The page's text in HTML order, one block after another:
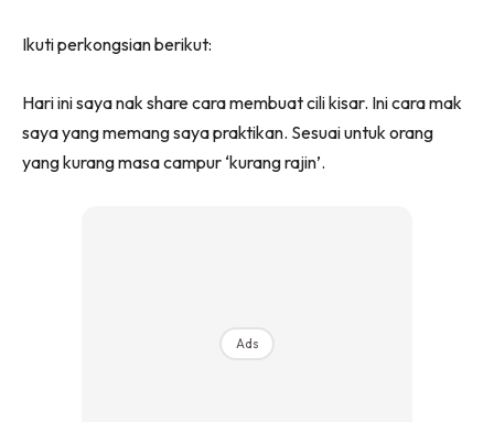
Ikuti perkongsian berikut:
Hari ini saya nak share cara membuat cili kisar. Ini cara mak
saya yang memang saya praktikan. Sesuai untuk orang
yang kurang masa campur ‘kurang rajin’.
Ads